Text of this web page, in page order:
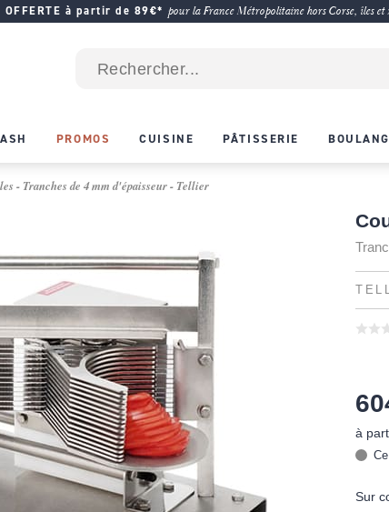
OFFERTE à partir de 89€* pour la France Métropolitaine hors Corse, îles et
PROMOS CUISINE PÂTISSERIE
- Tranches de 4 mm d'épaisseur - Tellier
à
Sur